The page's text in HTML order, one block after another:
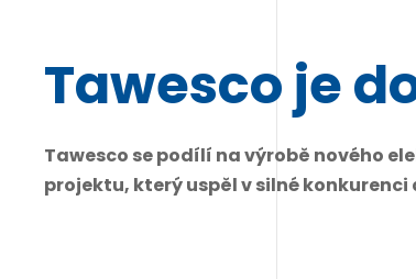
Tawesco je
Tawesco se podílí na výrobě nového
projektu, který uspěl v silné